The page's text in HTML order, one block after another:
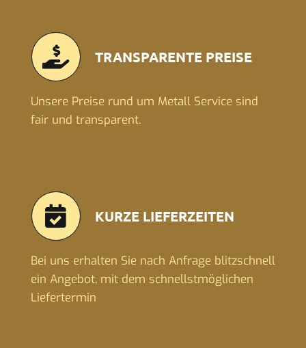
TRANSPARENTE PREISE
Unsere Preise rund um Metall Service sind
fair und transparent.
KURZE LIEFERZEITEN
Bei uns erhalten Sie nach Anfrage blitzschnell
ein Angebot, mit dem schnellstmöglichen
Liefertermin